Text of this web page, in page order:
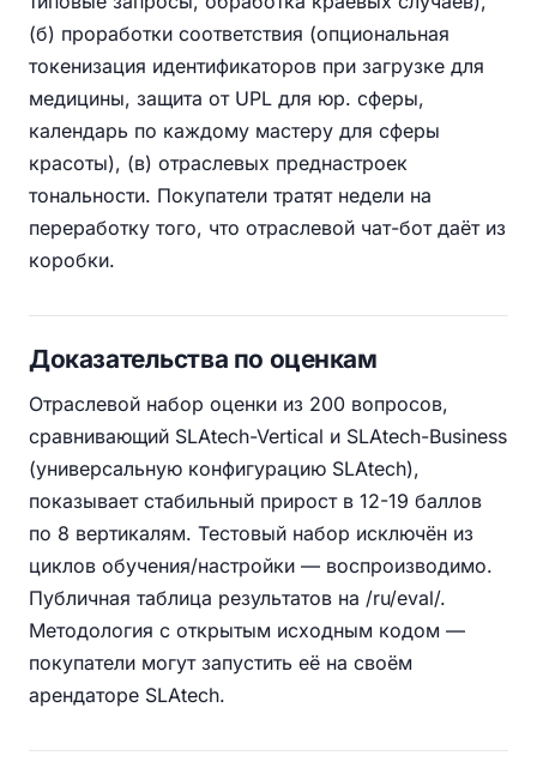
(б) проработки соответствия (опциональная
токенизация идентификаторов при загрузке для
медицины, защита от UPL для юр. сферы,
календарь по каждому мастеру для сферы
красоты), (в) отраслевых преднастроек
тональности. Покупатели тратят недели на
переработку того, что отраслевой чат-бот даёт из
коробки.
Доказательства по оценкам
Отраслевой набор оценки из 200 вопросов,
сравнивающий SLAtech-Vertical и SLAtech-Business
(универсальную конфигурацию SLAtech),
показывает стабильный прирост в 12-19 баллов
по 8 вертикалям. Тестовый набор исключён из
циклов обучения/настройки — воспроизводимо.
Публичная таблица результатов на /ru/eval/.
Методология с открытым исходным кодом —
покупатели могут запустить её на своём
арендаторе SLAtech.